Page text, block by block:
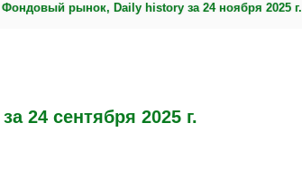
Фондовый рынок, Daily history за 24 ноября 2025 г.
24 сентября 2025 г.